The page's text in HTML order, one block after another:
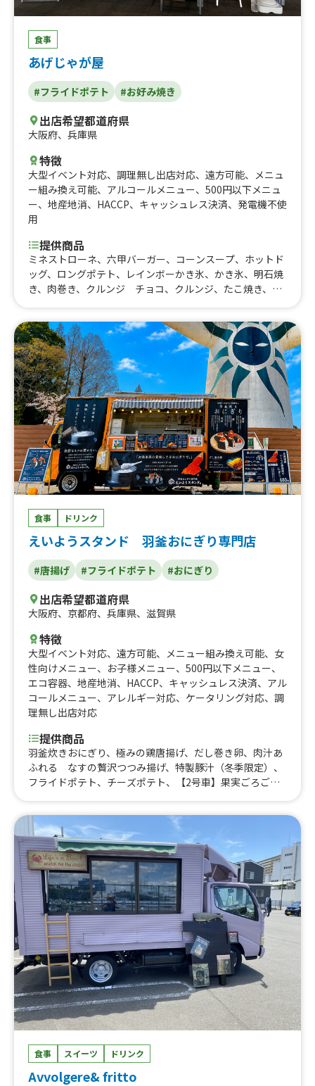
食事
あげじゃが屋
#フライドポテト #お好み焼き
出店希望都道府県
大阪府、 兵庫県
特徴
大型イベント対応、 調理無し出店対応、 遠方可能、 メニュ
ー組み換え可能、 アルコールメニュー、 500円以下メニュ
ー、 地産地消、 HACCP、 キャッシュレス決済、 発電機不使
用
提供商品
ミネストローネ、六甲バーガー、コーンスープ、ホットド
ッグ、ロングポテト、レインボーかき氷、かき氷、明石焼
き、肉巻き、クルンジ チョコ、クルンジ、たこ焼き、焼
つめし、ロコモコ、レモンサワー キリン氷結、ジンジャ
ーエール、コーラ、ウーロン茶、オレンジジュース、ジム
ビームハイボール、アサヒマルエフ、ポテからセット、え
だまめ、フランクフルト、アメリカンドッグ、メガポテか
ら、メガポテト、ポテト屋さんの唐揚げMINI、ポテト屋さ
んの唐揚げ、ポテト屋さんが作るからあげ弁当、ポテト屋
さんがつくるミックスフライ弁当、ポテト屋さんが作る手
作りアジフライお弁当、ポテト屋さんがつくる手作りシャ
ケ弁当、そらとぶ幸せの怒りんぼうアラビアータ、そらと
ぶ幸せのイタリアンミートソース、そらとぶ幸せのインド
からの贈り物キーマカレー、そらとぶ幸せのねぎたっぷり
お好み焼きソース、そらとぶ幸せのウェッジカットポテト
フライ、そらとぶ幸せのストレートカットポテトフライ
食事 ドリンク
えいようスタンド 羽釜おにぎり専門店
#唐揚げ #フライドポテト #おにぎり
出店希望都道府県
大阪府、 京都府、 兵庫県、 滋賀県
特徴
大型イベント対応、 遠方可能、 メニュー組み換え可能、 女
性向けメニュー、 お子様メニュー、 500円以下メニュー、
エコ容器、 地産地消、 HACCP、 キャッシュレス決済、 アル
コールメニュー、 アレルギー対応、 ケータリング対応、 調
理無し出店対応
提供商品
羽釜炊きおにぎり、極みの鶏唐揚げ、だし巻き卵、肉汁あ
ふれる なすの贅沢つつみ揚げ、特製豚汁（冬季限定）、
フライドポテト、チーズポテト、【2号車】果実ごろごろ
食事 スイーツ ドリンク
Avvolgere& fritto